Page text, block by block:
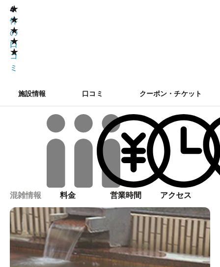
★
★
★
★
★
4
4
件
の
口
コ
ミ
施設情報 口コミ クーポン・チケット
混雑情報 料金 営業時間 アクセス